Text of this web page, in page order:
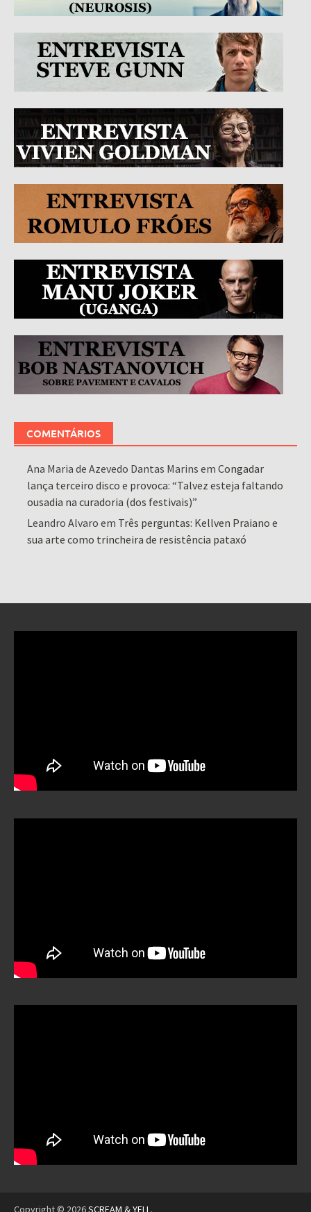
COMENTÁRIOS
Ana Maria de Azevedo Dantas Marins emCongadar
lança terceiro disco e provoca: “Talvez esteja faltando
ousadia na curadoria (dos festivais)”
Leandro Alvaro em Três perguntas: Kellven Praiano e
sua arte como trincheira de resistência pataxó
Copyright © 2026SCREAM & YELL .